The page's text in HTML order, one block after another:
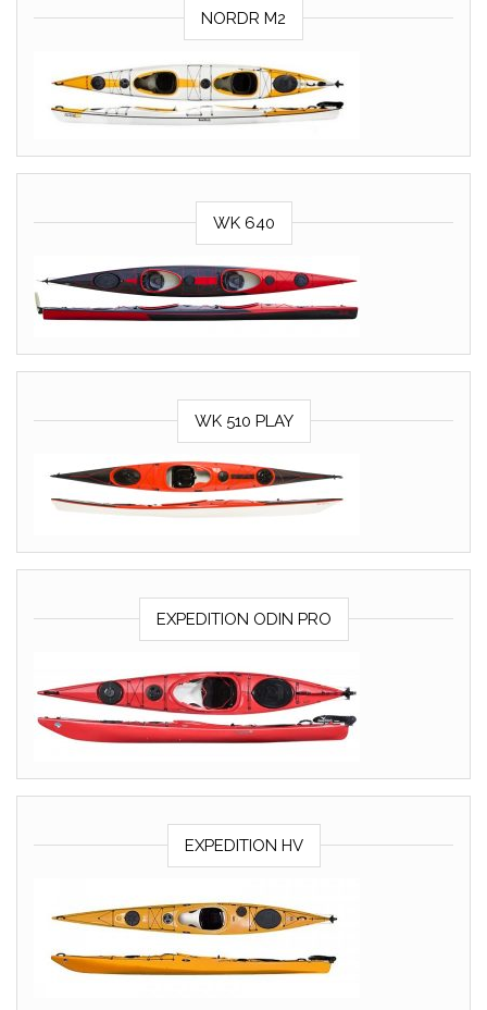
NORDR M2
WK 640
WK 510 PLAY
EXPEDITION ODIN PRO
EXPEDITION HV